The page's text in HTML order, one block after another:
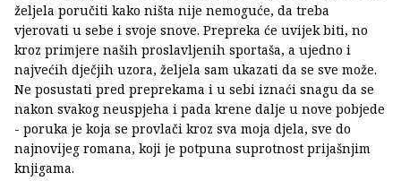
željela poručiti kako ništa nije nemoguće, da treba
vjerovati u sebe i svoje snove. Prepreka će uvijek biti, no
kroz primjere naših proslavljenih sportaša, a ujedno i
najvećih dječjih uzora, željela sam ukazati da se sve može.
Ne posustati pred preprekama i u sebi iznaći snagu da se
nakon svakog neuspjeha i pada krene dalje u nove pobjede
- poruka je koja se provlači kroz sva moja djela, sve do
najnovijeg romana, koji je potpuna suprotnost prijašnjim
knjigama.